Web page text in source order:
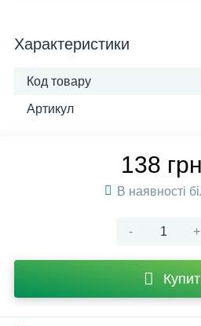
Характеристики
Код товару
Артикул
138
В наявності
- +